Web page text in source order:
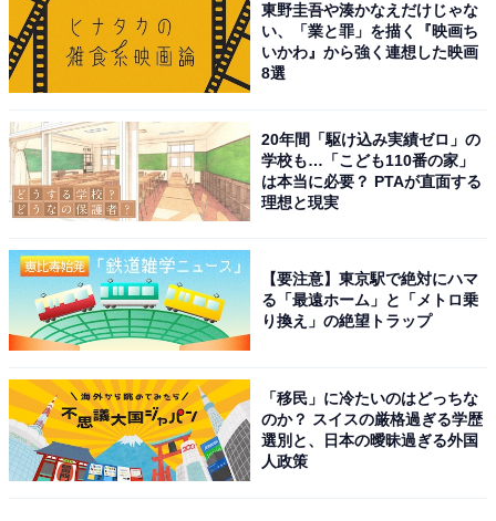
気品ある地理的・文化的な知識をのぞかせます。東大卒
業という知性と、内側からにじみ出るエレガントなオー
ラが多くの人に支持されました。
回答者コメント
「落ち着いた雰囲気に品の良さを感じる」（40代女
「年齢を重ねてもお金では買えない品格を感じるか
「実家からしてお嬢様なのに旦那さんが葉加瀬太郎
東野圭吾や湊かなえだけじゃな
い、「業と罪」を描く『映画ち
いかわ』から強く連想した映画
8選
20年間「駆け込み実績ゼロ」の
学校も…「こども110番の家」
は本当に必要？ PTAが直面する
理想と現実
【要注意】東京駅で絶対にハマ
る「最遠ホーム」と「メトロ乗
り換え」の絶望トラップ
「移民」に冷たいのはどっちな
のか？ スイスの厳格過ぎる学歴
選別と、日本の曖昧過ぎる外国
人政策